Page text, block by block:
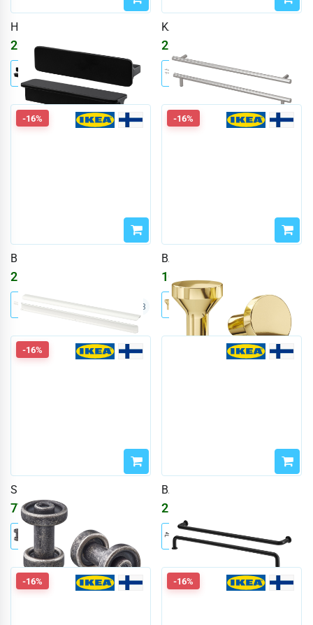
HACKÅS
2026₽
KALLRÖR
2026
-16%
BILLSBRO
2805
+3
-16%
BAGGANÄS
1091 ₽
-16%
SKRUVSHULT
779₽930₽
BAGGANÄS
2182
-16% -16%